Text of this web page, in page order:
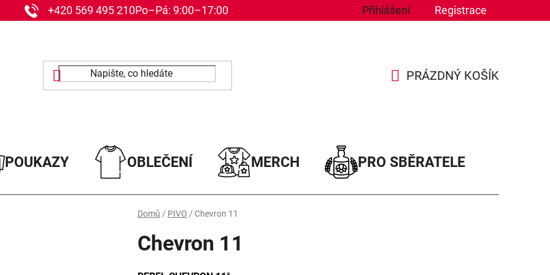
+420 569 495 210Po–Pá: 9:00–17:00 Přihlášení Registrace
PRÁZDNÝ KOŠÍK
POUKAZY OBLEČENÍ MERCH PRO SBĚRATELE
Domů / PIVO / Chevron 11
Chevron 11